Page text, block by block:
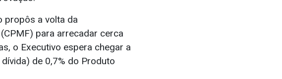
propôs a volta da
para arrecadar cerca
o Executivo espera chegar a
de 0,7% do Produto